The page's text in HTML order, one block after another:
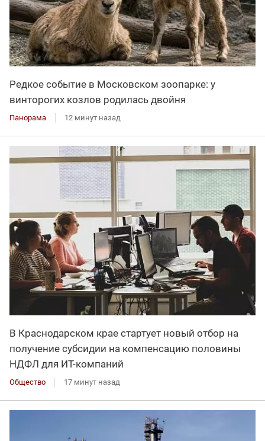
Редкое событие в Московском зоопарке: у
винторогих козлов родилась двойня
Панорама 12 минут назад
В Краснодарском крае стартует новый отбор на
получение субсидии на компенсацию половины
НДФЛ для ИT-компаний
Общество 17 минут назад